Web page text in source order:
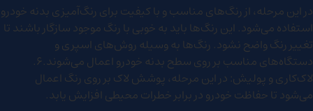
در این مرحله، از رنگ‌های مناسب و با کیفیت برای رنگ‌آمیزی بدنه خودرو
استفاده می‌شود. این رنگ‌ها باید به خوبی با رنگ موجود سازگار باشند تا
تغییر رنگ واضح نشود. رنگ‌ها به وسیله روش‌های اسپری و
دستگاه‌های مناسب بر روی سطح بدنه خودرو اعمال می‌شوند.6.
لاک‌کاری و پولیش: در این مرحله، پوشش لاک بر روی رنگ اعمال
می‌شود تا حفاظت خودرو در برابر خطرات محیطی افزایش یابد.